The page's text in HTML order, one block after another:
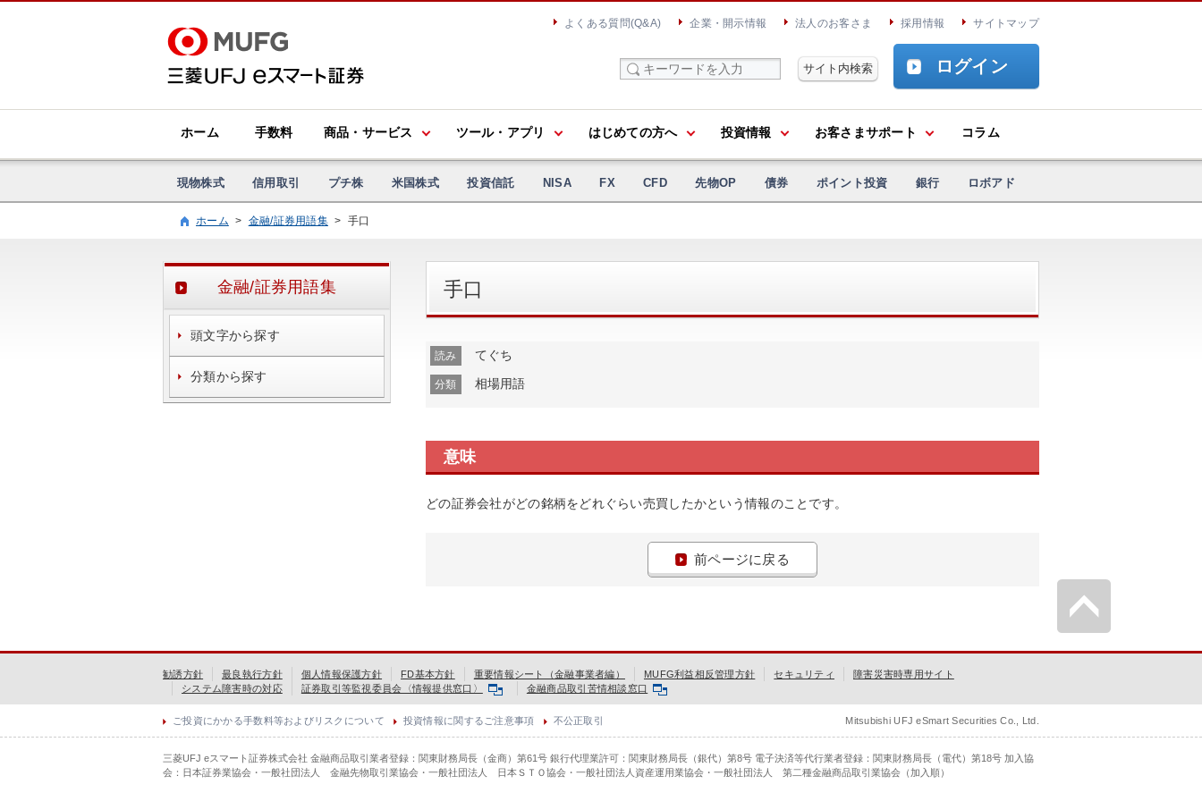
よくある質問(Q&A) 企業・開示情報 法人のお客さま 採用情報 サイトマップ
ログイン
ホーム 手数料 商品・サービス ツール・アプリ はじめての方へ 投資情報 お客さまサポート コラム
現物株式 信用取引 プチ株 米国株式 投資信託 NISA FX CFD 先物OP 債券 ポイント投資 銀行 ロボアド
ホーム > 金融/証券用語集 > 手口
手口
読み てぐち
分類 相場用語
意味
どの証券会社がどの銘柄をどれぐらい売買したかという情報のことです。
前ページに戻る
金融/証券用語集
頭文字から探す
分類から探す
勧誘方針 最良執行方針 個人情報保護方針 FD基本方針 重要情報シート（金融事業者編） MUFG利益相反管理方針 セキュリティ
障害災害時専用サイト
システム障害時の対応
証券取引等監視委員会〈情報提供窓口〉 金融商品取引苦情相談窓口
ご投資にかかる手数料等およびリスクについて 投資情報に関するご注意事項 不公正取引 Mitsubishi UFJ eSmart Securities Co., Ltd.
三菱UFJ eスマート証券株式会社 金融商品取引業者登録：関東財務局長（金商）第61号 銀行代理業許可：関東財務局長（銀代）第8号 電子決済等代行業者登録：関東財務局長（電代）第18号 加入協
会：日本証券業協会・一般社団法人 金融先物取引業協会・一般社団法人 日本ＳＴＯ協会・一般社団法人資産運用業協会・一般社団法人 第二種金融商品取引業協会（加入順）